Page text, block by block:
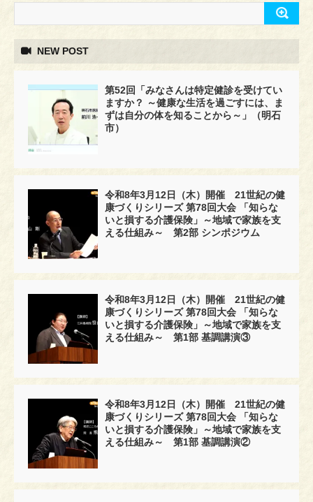
NEW POST
第52回「みなさんは特定健診を受けてい
ますか？ ～健康な生活を過ごすには、ま
ずは自分の体を知ることから～」（明石
市）
令和8年3月12日（木）開催 21世紀の健
康づくりシリーズ 第78回大会 「知らな
いと損する介護保険」～地域で家族を支
える仕組み～ 第2部 シンポジウム
令和8年3月12日（木）開催 21世紀の健
康づくりシリーズ 第78回大会 「知らな
いと損する介護保険」～地域で家族を支
える仕組み～ 第1部 基調講演③
令和8年3月12日（木）開催 21世紀の健
康づくりシリーズ 第78回大会 「知らな
いと損する介護保険」～地域で家族を支
える仕組み～ 第1部 基調講演②